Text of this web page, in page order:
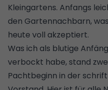
Kleingartens. Anfangs
den Gartennachbarn,
heute voll akzeptiert.
Was ich als blutige
verbockt habe, stand
Pachtbeginn in der